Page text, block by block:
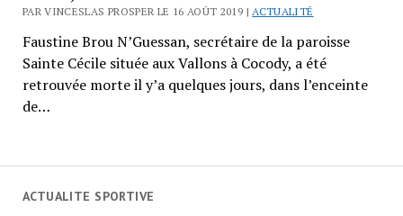
ACTUALITE SPORTIVE
PAR VINCESLAS PROSPER LE 16 AOÛT 2019 | ACTUALITÉ
Faustine Brou N’Guessan, secrétaire de la paroisse
Sainte Cécile située aux Vallons à Cocody, a été
retrouvée morte il y’a quelques jours, dans l’enceinte
de…